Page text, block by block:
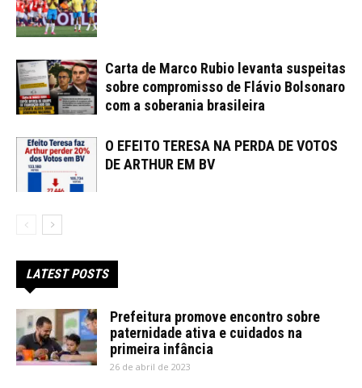
Carta de Marco Rubio levanta suspeitas
sobre compromisso de Flávio Bolsonaro
com a soberania brasileira
O EFEITO TERESA NA PERDA DE VOTOS
DE ARTHUR EM BV
LATEST POSTS
Prefeitura promove encontro sobre
paternidade ativa e cuidados na
primeira infância
26 de abril de 2023